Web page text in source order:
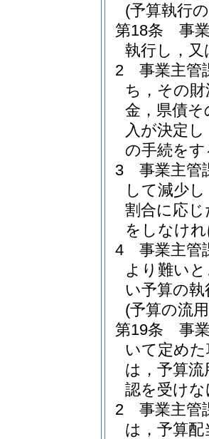
(予算執行
第18条
事
執行し，
2
事業主管
ち，その
金，県債
入が決定
の手続を
3
事業主管
して減少
割合に応
をしなけ
4
事業主管
より難い
い予算の
(予算の流
第19条
事
いて定め
は，予算
認を受け
2
事業主管
は，予算